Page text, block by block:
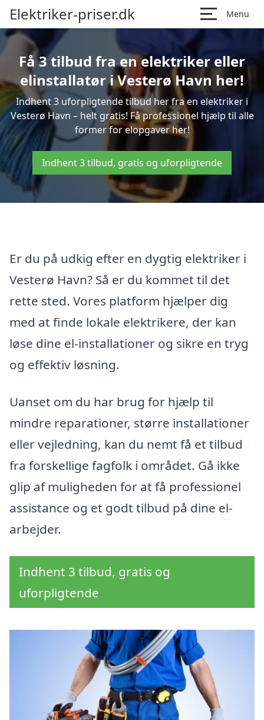
Elektriker-priser.dk Menu
Få 3 tilbud fra en elektriker eller
elinstallatør i Vesterø Havn her!
Indhent 3 uforpligtende tilbud her fra en elektriker i
Vesterø Havn – helt gratis! Få professionel hjælp til alle
former for elopgaver her!
Indhent 3 tilbud, gratis og uforpligtende
Er du på udkig efter en dygtig elektriker i
Vesterø Havn? Så er du kommet til det
rette sted. Vores platform hjælper dig
med at finde lokale elektrikere, der kan
løse dine el-installationer og sikre en tryg
og effektiv løsning.
Uanset om du har brug for hjælp til
mindre reparationer, større installationer
eller vejledning, kan du nemt få et tilbud
fra forskellige fagfolk i området. Gå ikke
glip af muligheden for at få professionel
assistance og et godt tilbud på dine el-
arbejder.
Indhent 3 tilbud, gratis og
uforpligtende